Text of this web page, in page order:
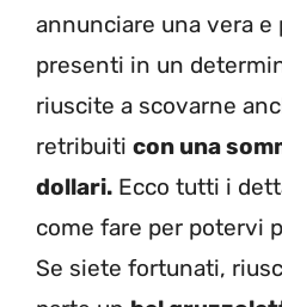
annunciare una vera e
presenti in un
riuscite a scovarne
retribuiti con una
dollari. Ecco tutti i
come fare per potervi
Se siete fortunati,